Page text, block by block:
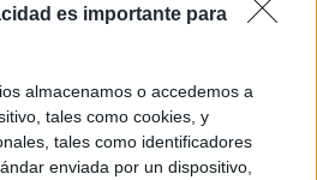
es importante para
almacenamos o accedemos a
tales como cookies, y
tales como identificadores
enviada por un dispositivo,